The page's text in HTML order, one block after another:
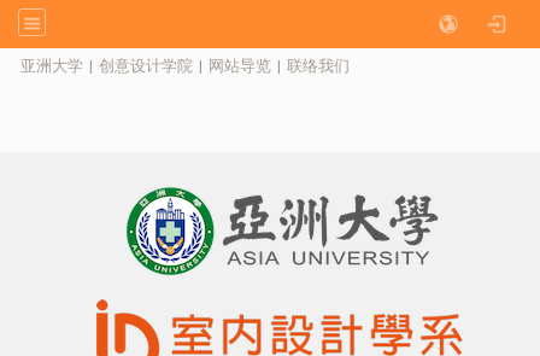
亚洲大学 | 创意设计学院 | 网站导览 | 联络我们